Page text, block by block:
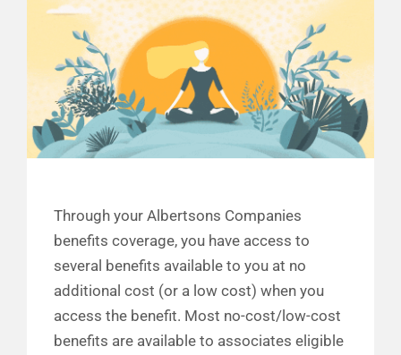
Eventos
Through your Albertsons Companies
benefits coverage, you have access to
several benefits available to you at no
additional cost (or a low cost) when you
access the benefit. Most no-cost/low-cost
benefits are available to associates eligible